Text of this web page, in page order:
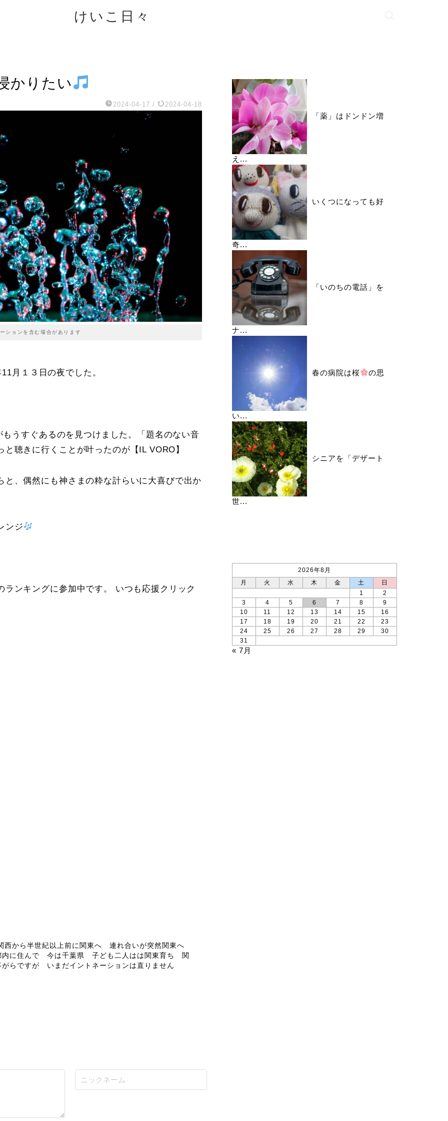
けいこ日々
かりたい
2024-04-17 / 2024-04-18
ションを含む場合があります
月１３日の夜でした。
うすぐあるのを見つけました。「題名のない音
聴きに行くことが叶ったのが【IL VORO】
、偶然にも神さまの粋な計らいに大喜びで出か
ンジ
ンキングに参加中です。 いつも応援クリック
から半世紀以上前に関東へ 連れ合いが突然関東へ
内に住んで 今は千葉県 子ども二人はは関東育ち 関
がらですが いまだイントネーションは直りません
「薬」はドンドン増
え...
いくつになっても好
奇...
「いのちの電話」を
ナ...
春の病院は桜 の思
い...
シニアを「デザート
世...
2026年8月
月
火 水 木 金 土
日
1
2
3
4 5 6 7 8
9
10
11 12 13 14 15
16
17
18 19 20 21 22
23
24
25 26 27 28 29
30
31
« 7月